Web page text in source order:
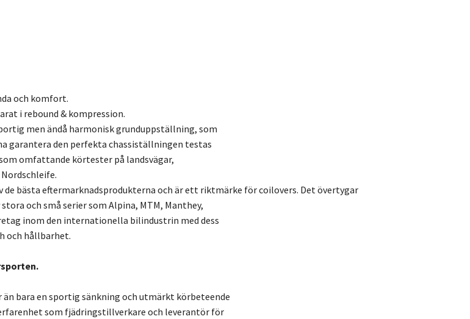
och komfort.
i rebound & kompression.
men ändå harmonisk grunduppställning, som
garantera den perfekta chassiställningen testas
omfattande körtester på landsvägar,
de bästa eftermarknadsprodukterna och är ett riktmärke för coilovers. Det övertygar
och små serier som Alpina, MTM, Manthey,
inom den internationella bilindustrin med dess
och hållbarhet.
än bara en sportig sänkning och utmärkt körbeteende
som fjädringstillverkare och leverantör för